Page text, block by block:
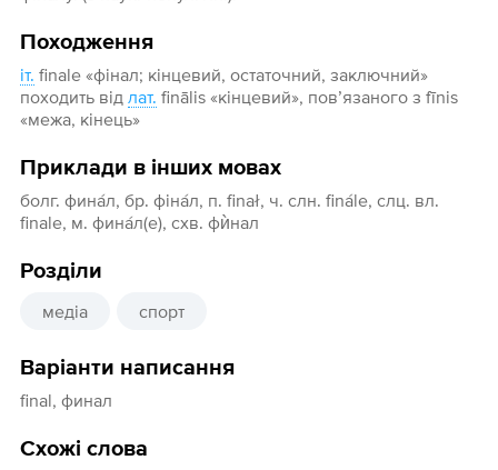
Походження
іт. finale «фінал; кінцевий, остаточний, заключний»
походить від лат. finālis «кінцевий», пов’язаного з fīnis
«межа, кінець»
Приклади в інших мовах
болг. фина́л, бр. фіна́л, п. finał, ч. слн. finále, слц. вл.
finale, м. фина́л(е), схв. фѝнал
Розділи
медіа спорт
Варіанти написання
final, финал
Схожі слова